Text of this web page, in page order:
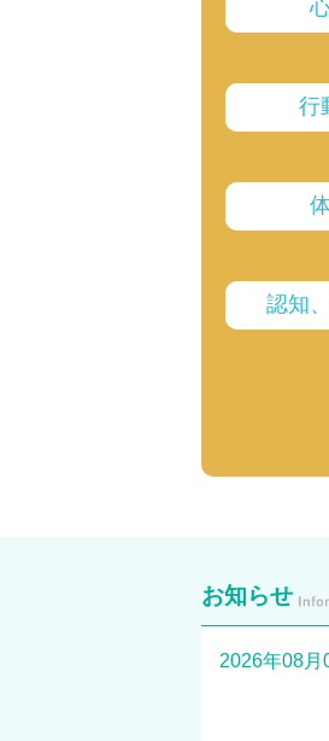
行
認知
お知らせ
2026年08月